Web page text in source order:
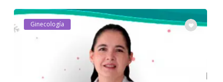
Ginecología